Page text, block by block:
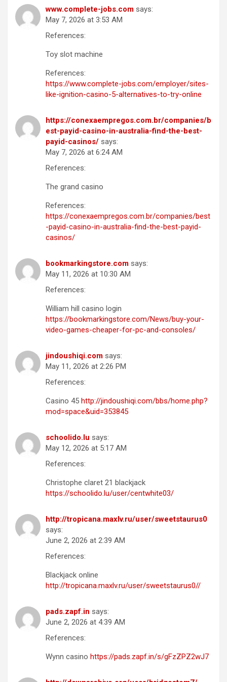
www.complete-jobs.com says:
May 7, 2026 at 3:53 AM
References:
Toy slot machine
References:
https://www.complete-jobs.com/employer/sites-
like-ignition-casino-5-alternatives-to-try-online
https://conexaempregos.com.br/companies/b
est-payid-casino-in-australia-find-the-best-
payid-casinos/ says:
May 7, 2026 at 6:24 AM
References:
The grand casino
References:
https://conexaempregos.com.br/companies/best
-payid-casino-in-australia-find-the-best-payid-
casinos/
bookmarkingstore.com says:
May 11, 2026 at 10:30 AM
References:
William hill casino login
https://bookmarkingstore.com/News/buy-your-
video-games-cheaper-for-pc-and-consoles/
jindoushiqi.com says:
May 11, 2026 at 2:26 PM
References:
Casino 45 http://jindoushiqi.com/bbs/home.php?
mod=space&uid=353845
schoolido.lu says:
May 12, 2026 at 5:17 AM
References:
Christophe claret 21 blackjack
https://schoolido.lu/user/centwhite03/
http://tropicana.maxlv.ru/user/sweetstaurus0
says:
June 2, 2026 at 2:39 AM
References:
Blackjack online
http://tropicana.maxlv.ru/user/sweetstaurus0//
pads.zapf.in says:
June 2, 2026 at 4:39 AM
References:
Wynn casino https://pads.zapf.in/s/gFzZPZ2wJ7